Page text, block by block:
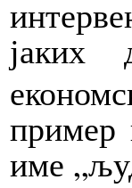
јаких
пример
име